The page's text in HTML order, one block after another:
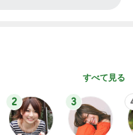
すべて見る
2 3